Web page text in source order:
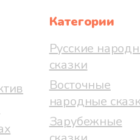
Категории
Русские
сказки
Восточные
народные
Зарубежные